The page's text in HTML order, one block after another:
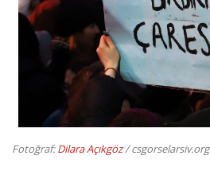
Fotoğraf:Dilara Açıkgöz/ csgorselarsiv.org